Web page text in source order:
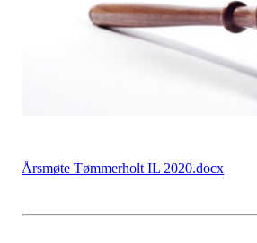
Årsmøte Tømmerholt IL 2020.docx